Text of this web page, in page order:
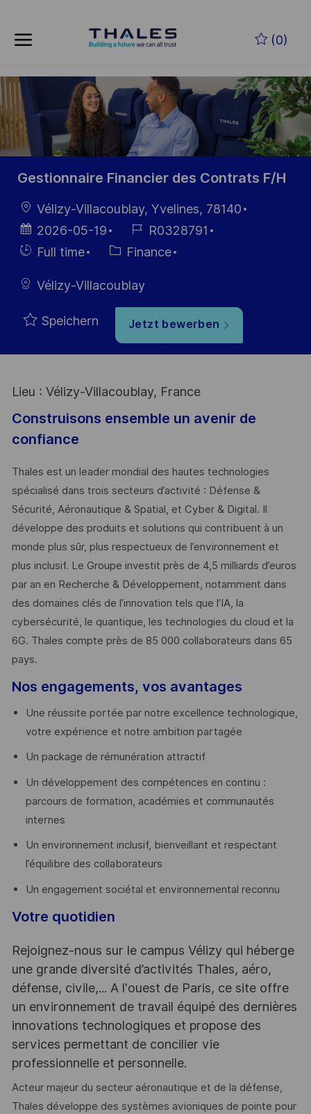
(0)
-
Gestionnaire Financier des Contrats F/H
Ort Vélizy-Villacoublay, Yvelines, 78140
Datum der
Veröffentlichung
2026-05-19
Job-
ID
R0328791
Einstellunngstyp
Full time Kategorie
Finance
Vélizy-Villacoublay
Speichern Jetzt bewerben
Lieu : Vélizy-Villacoublay, France
Construisons ensemble un avenir de
confiance
Thales est un leader mondial des hautes technologies
spécialisé dans trois secteurs d’activité : Défense &
Sécurité, Aéronautique & Spatial, et Cyber & Digital. Il
développe des produits et solutions qui contribuent à un
monde plus sûr, plus respectueux de l’environnement et
plus inclusif. Le Groupe investit près de 4,5 milliards d’euros
par an en Recherche & Développement, notamment dans
des domaines clés de l’innovation tels que l’IA, la
cybersécurité, le quantique, les technologies du cloud et la
6G. Thales compte près de 85 000 collaborateurs dans 65
pays. ​
Nos engagements, vos avantages
Une réussite portée par notre excellence technologique,
votre expérience et notre ambition partagée
Un package de rémunération attractif
Un développement des compétences en continu :
parcours de formation, académies et communautés
internes
Un environnement inclusif, bienveillant et respectant
l’équilibre des collaborateurs
Un engagement sociétal et environnemental reconnu
Votre quotidien
Rejoignez-nous sur le campus Vélizy qui héberge
une grande diversité d’activités Thales, aéro,
défense, civile,... A l'ouest de Paris, ce site offre
un environnement de travail équipé des dernières
innovations technologiques et propose des
services permettant de concilier vie
professionnelle et personnelle.
Acteur majeur du secteur aéronautique et de la défense,
Thales développe des systèmes avioniques de pointe pour